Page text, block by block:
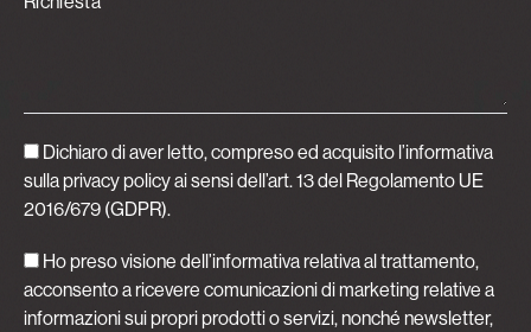
Dichiaro di aver letto, compreso ed acquisito l’informativa
sulla privacy policyai sensi dell’art. 13 del Regolamento UE
2016/679 (GDPR).
Ho preso visione dell’informativa relativa al trattamento,
acconsento a ricevere comunicazioni di marketing relative a
informazioni sui propri prodotti o servizi, nonché newsletter,